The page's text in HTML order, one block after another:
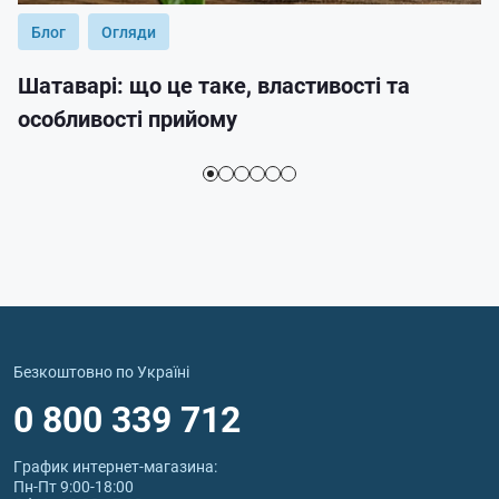
Блог Огляди
Шатаварі: що це таке, властивості та
особливості прийому
Безкоштовно по Україні
0 800 339 712
График интернет‑магазина:
Пн-Пт 9:00-18:00